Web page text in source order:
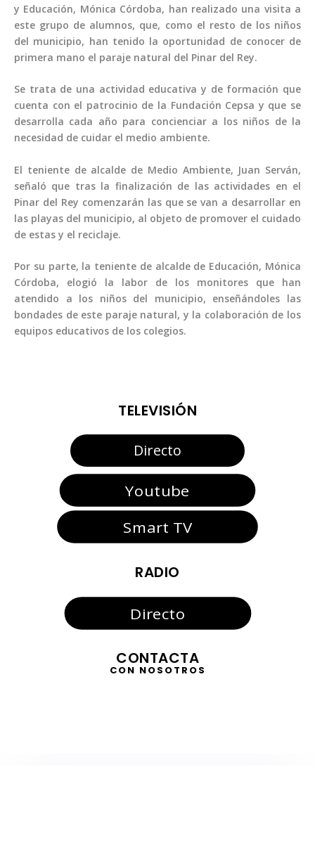
y Educación, Mónica Córdoba, han realizado una visita a
este grupo de alumnos, que, como el resto de los niños
del municipio, han tenido la oportunidad de conocer de
primera mano el paraje natural del Pinar del Rey.
Se trata de una actividad educativa y de formación que
cuenta con el patrocinio de la Fundación Cepsa y que se
desarrolla cada año para concienciar a los niños de la
necesidad de cuidar el medio ambiente.
El teniente de alcalde de Medio Ambiente, Juan Serván,
señaló que tras la finalización de las actividades en el
Pinar del Rey comenzarán las que se van a desarrollar en
las playas del municipio, al objeto de promover el cuidado
de estas y el reciclaje.
Por su parte, la teniente de alcalde de Educación, Mónica
Córdoba, elogió la labor de los monitores que han
atendido a los niños del municipio, enseñándoles las
bondades de este paraje natural, y la colaboración de los
equipos educativos de los colegios.
TELEVISIÓN
Directo
Youtube
Smart TV
RADIO
Directo
CONTACTA
CON NOSOTROS